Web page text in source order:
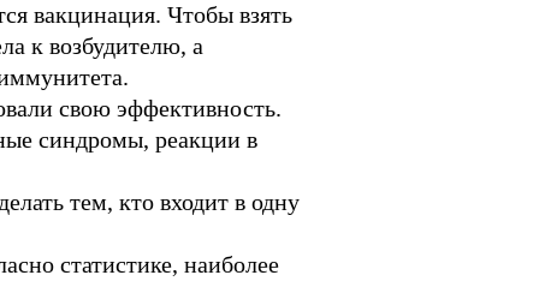
вакцинация. Чтобы взять
к возбудителю, а
свою эффективность.
синдромы, реакции в
тем, кто входит в одну
статистике, наиболее